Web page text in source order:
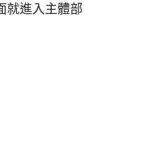
就進入主體部